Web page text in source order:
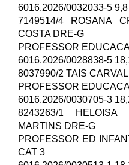
6016.2026/0032033-5
7149514/4 ROSANA
COSTA DRE-G
PROFESSOR
6016.2026/0028838-5
8037990/2 TAIS
PROFESSOR
6016.2026/0030705-3
8243263/1
MARTINS DRE-G
PROFESSOR ED
CAT 3